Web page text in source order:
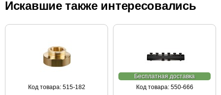
Искавшие также интересовались
Код товара: 515-182
Бесплатная доставка
Код товара: 550-666